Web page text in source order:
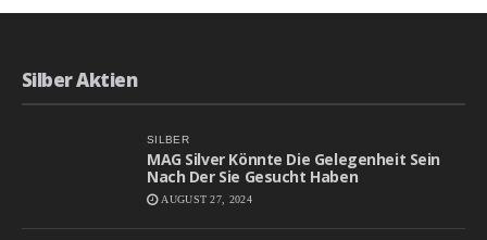
Silber Aktien
SILBER
MAG Silver Könnte Die Gelegenheit Sein
Nach Der Sie Gesucht Haben
AUGUST 27, 2024